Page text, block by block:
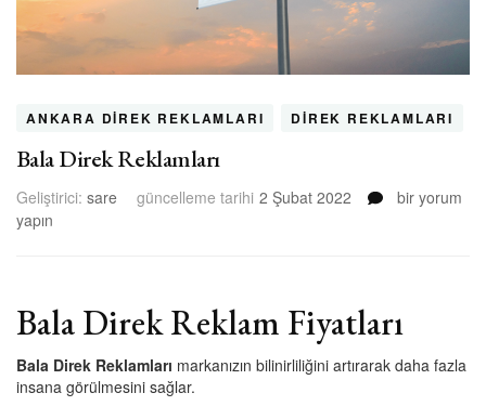
ANKARA DIREK REKLAMLARI DIREK REKLAMLARI
Bala Direk Reklamları
Geliştirici: sare güncelleme tarihi 2 Şubat 2022
Bala
bir yorum
yapın
Bala Direk Reklam Fiyatları
Bala Direk Reklamları markanızın bilinirliliğini artırarak daha fazla
insana görülmesini sağlar.